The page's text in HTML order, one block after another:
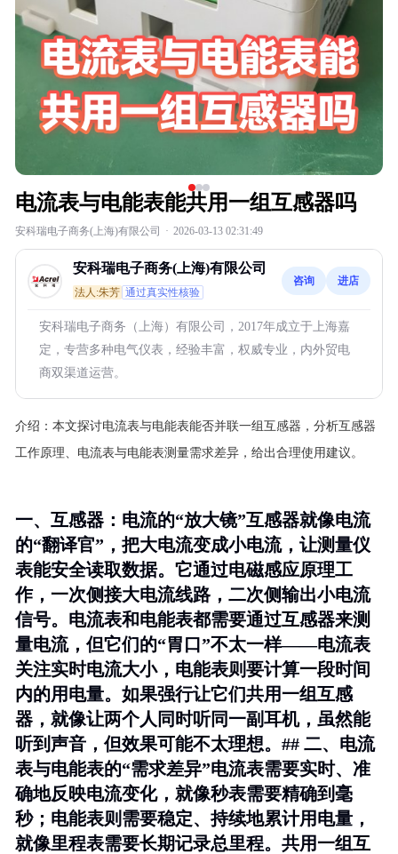
电流表与电能表能共用一组互感器吗
安科瑞电子商务(上海)有限公司 · 2026-03-13 02:31:49
安科瑞电子商务(上海)有限公司
法人:朱芳 通过真实性核验
咨询 进店
安科瑞电子商务（上海）有限公司，2017年成立于上海嘉
定，专营多种电气仪表，经验丰富，权威专业，内外贸电
商双渠道运营。
介绍： 本文探讨电流表与电能表能否并联一组互感器，分析互感器
工作原理、电流表与电能表测量需求差异，给出合理使用建议。
一、互感器：电流的“放大镜”互感器就像电流
的“翻译官”，把大电流变成小电流，让测量仪
表能安全读取数据。它通过电磁感应原理工
作，一次侧接大电流线路，二次侧输出小电流
信号。电流表和电能表都需要通过互感器来测
量电流，但它们的“胃口”不太一样——电流表
关注实时电流大小，电能表则要计算一段时间
内的用电量。如果强行让它们共用一组互感
器，就像让两个人同时听同一副耳机，虽然能
听到声音，但效果可能不太理想。## 二、电流
表与电能表的“需求差异”电流表需要实时、准
确地反映电流变化，就像秒表需要精确到毫
秒；电能表则需要稳定、持续地累计用电量，
就像里程表需要长期记录总里程。共用一组互